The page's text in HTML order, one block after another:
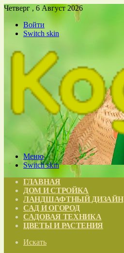
Четверг , 6 Август 2026
Войти
Switch skin
Меню
Switch skin
ГЛАВНАЯ
ДОМ И СТРОЙКА
ЛАНДШАФТНЫЙ ДИЗАЙН
САД И ОГОРОД
САДОВАЯ ТЕХНИКА
ЦВЕТЫ И РАСТЕНИЯ
Искать